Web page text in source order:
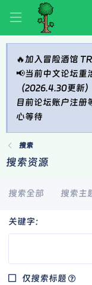
🔥加入冒险酒馆
📢当前中文论坛重
（2026.4.30更新）
目前论坛账户注册
心等待
搜索
搜索资源
搜索全部 搜索主
关键字
仅搜索标题